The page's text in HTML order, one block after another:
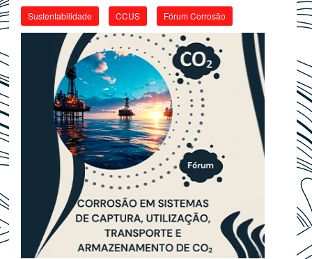
Sustentabilidade CCUS Fórum Corrosão